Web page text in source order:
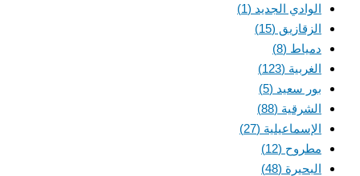
الوادي الجديد (1)
الزقازيق (15)
دمياط (8)
الغربية (123)
بور سعيد (5)
الشرقية (88)
الإسماعيلية (27)
مطروح (12)
البحيرة (48)